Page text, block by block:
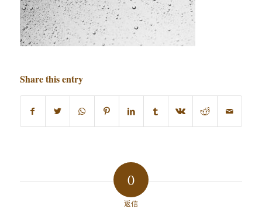
Share this entry
0
返信